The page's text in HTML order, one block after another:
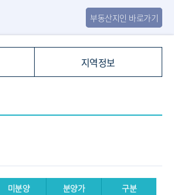
부동산지인 바로가기
지역정보
미분양 분양가
구분